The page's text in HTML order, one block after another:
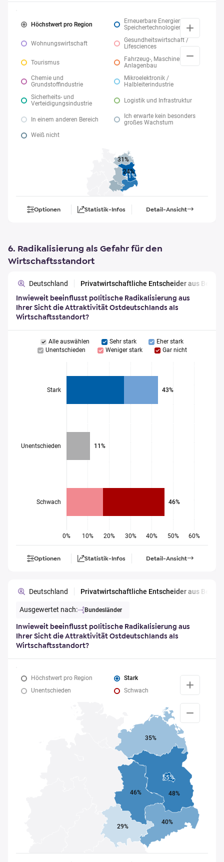
Höchstwert pro Region
Erneuerbare Energien und
Speichertechnologien
Wohnungswirtschaft
Gesundheitswirtschaft /
Lifesciences
Tourismus
Fahrzeug-, Maschinen- und
Anlagenbau
Chemie und
Grundstoffindustrie
Mikroelektronik /
Halbleiterindustrie
Sicherheits- und
Verteidigungsindustrie
Logistik und Infrastruktur
In einem anderen Bereich
Ich erwarte kein besonders
großes Wachstum
Weiß nicht
24%
41%
31%
Optionen Statistik-Infos Detail-Ansicht
6. Radikalisierung als Gefahr für den
Wirtschaftsstandort
Deutschland Privatwirtschaftliche Entscheider aus Berlin,
Inwieweit beeinflusst politische Radikalisierung aus
Ihrer Sicht die Attraktivität Ostdeutschlands als
Wirtschaftsstandort?
Alle auswählen Sehr stark
Eher stark
Unentschieden
Weniger stark Gar nicht
0% 10% 20% 30% 40% 50% 60%
43%
11%
46%
Stark
Unentschieden
Schwach
Optionen Statistik-Infos Detail-Ansicht
Deutschland Privatwirtschaftliche Entscheider aus Berlin,
Ausgewertet nach: Bundesländer
Inwieweit beeinflusst politische Radikalisierung aus
Ihrer Sicht die Attraktivität Ostdeutschlands als
Wirtschaftsstandort?
Höchstwert pro Region
Stark
Unentschieden
Schwach
55%
48%
35%
46%
40%
29%